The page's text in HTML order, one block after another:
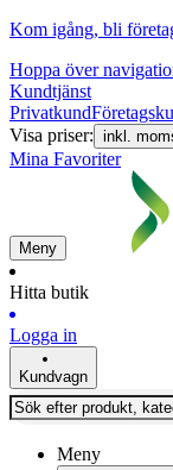
Kom igång, bli
Hoppa över
Kundtjänst
Privatkund
Visa priser: inkl.
Mina Favoriter
Meny
Hitta butik
Logga in
Kundvagn
Meny